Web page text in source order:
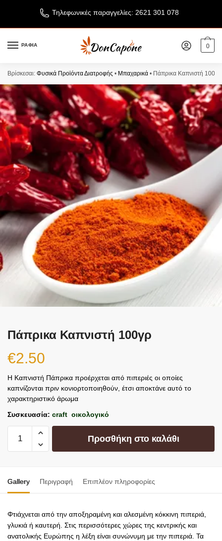
Τηλεφωνικές παραγγελίες: 2621 301 078
ΡΑΦΙΑ 0
Βρίσκεσαι: Φυσικά Προϊόντα Διατροφής • Μπαχαρικά • Πάπρικα Καπνιστή 100γρ
Πάπρικα Καπνιστή 100γρ
€2.50
Η Καπνιστή Πάπρικα προέρχεται από πιπεριές οι οποίες
καπνίζονται πριν κονιορτοποιηθούν, έτσι αποκτάνε αυτό το
χαρακτηριστικό άρωμα
Συσκευασία: craft οικολογικό
Προσθήκη στο καλάθι
Gallery Περιγραφή Επιπλέον πληροφορίες
Φτιάχνεται από την αποξηραμένη και αλεσμένη κόκκινη πιπεριά,
γλυκιά ή καυτερή. Στις περισσότερες χώρες της κεντρικής και
ανατολικής Ευρώπης η λέξη είναι συνώνυμη με την πιπεριά. Τα